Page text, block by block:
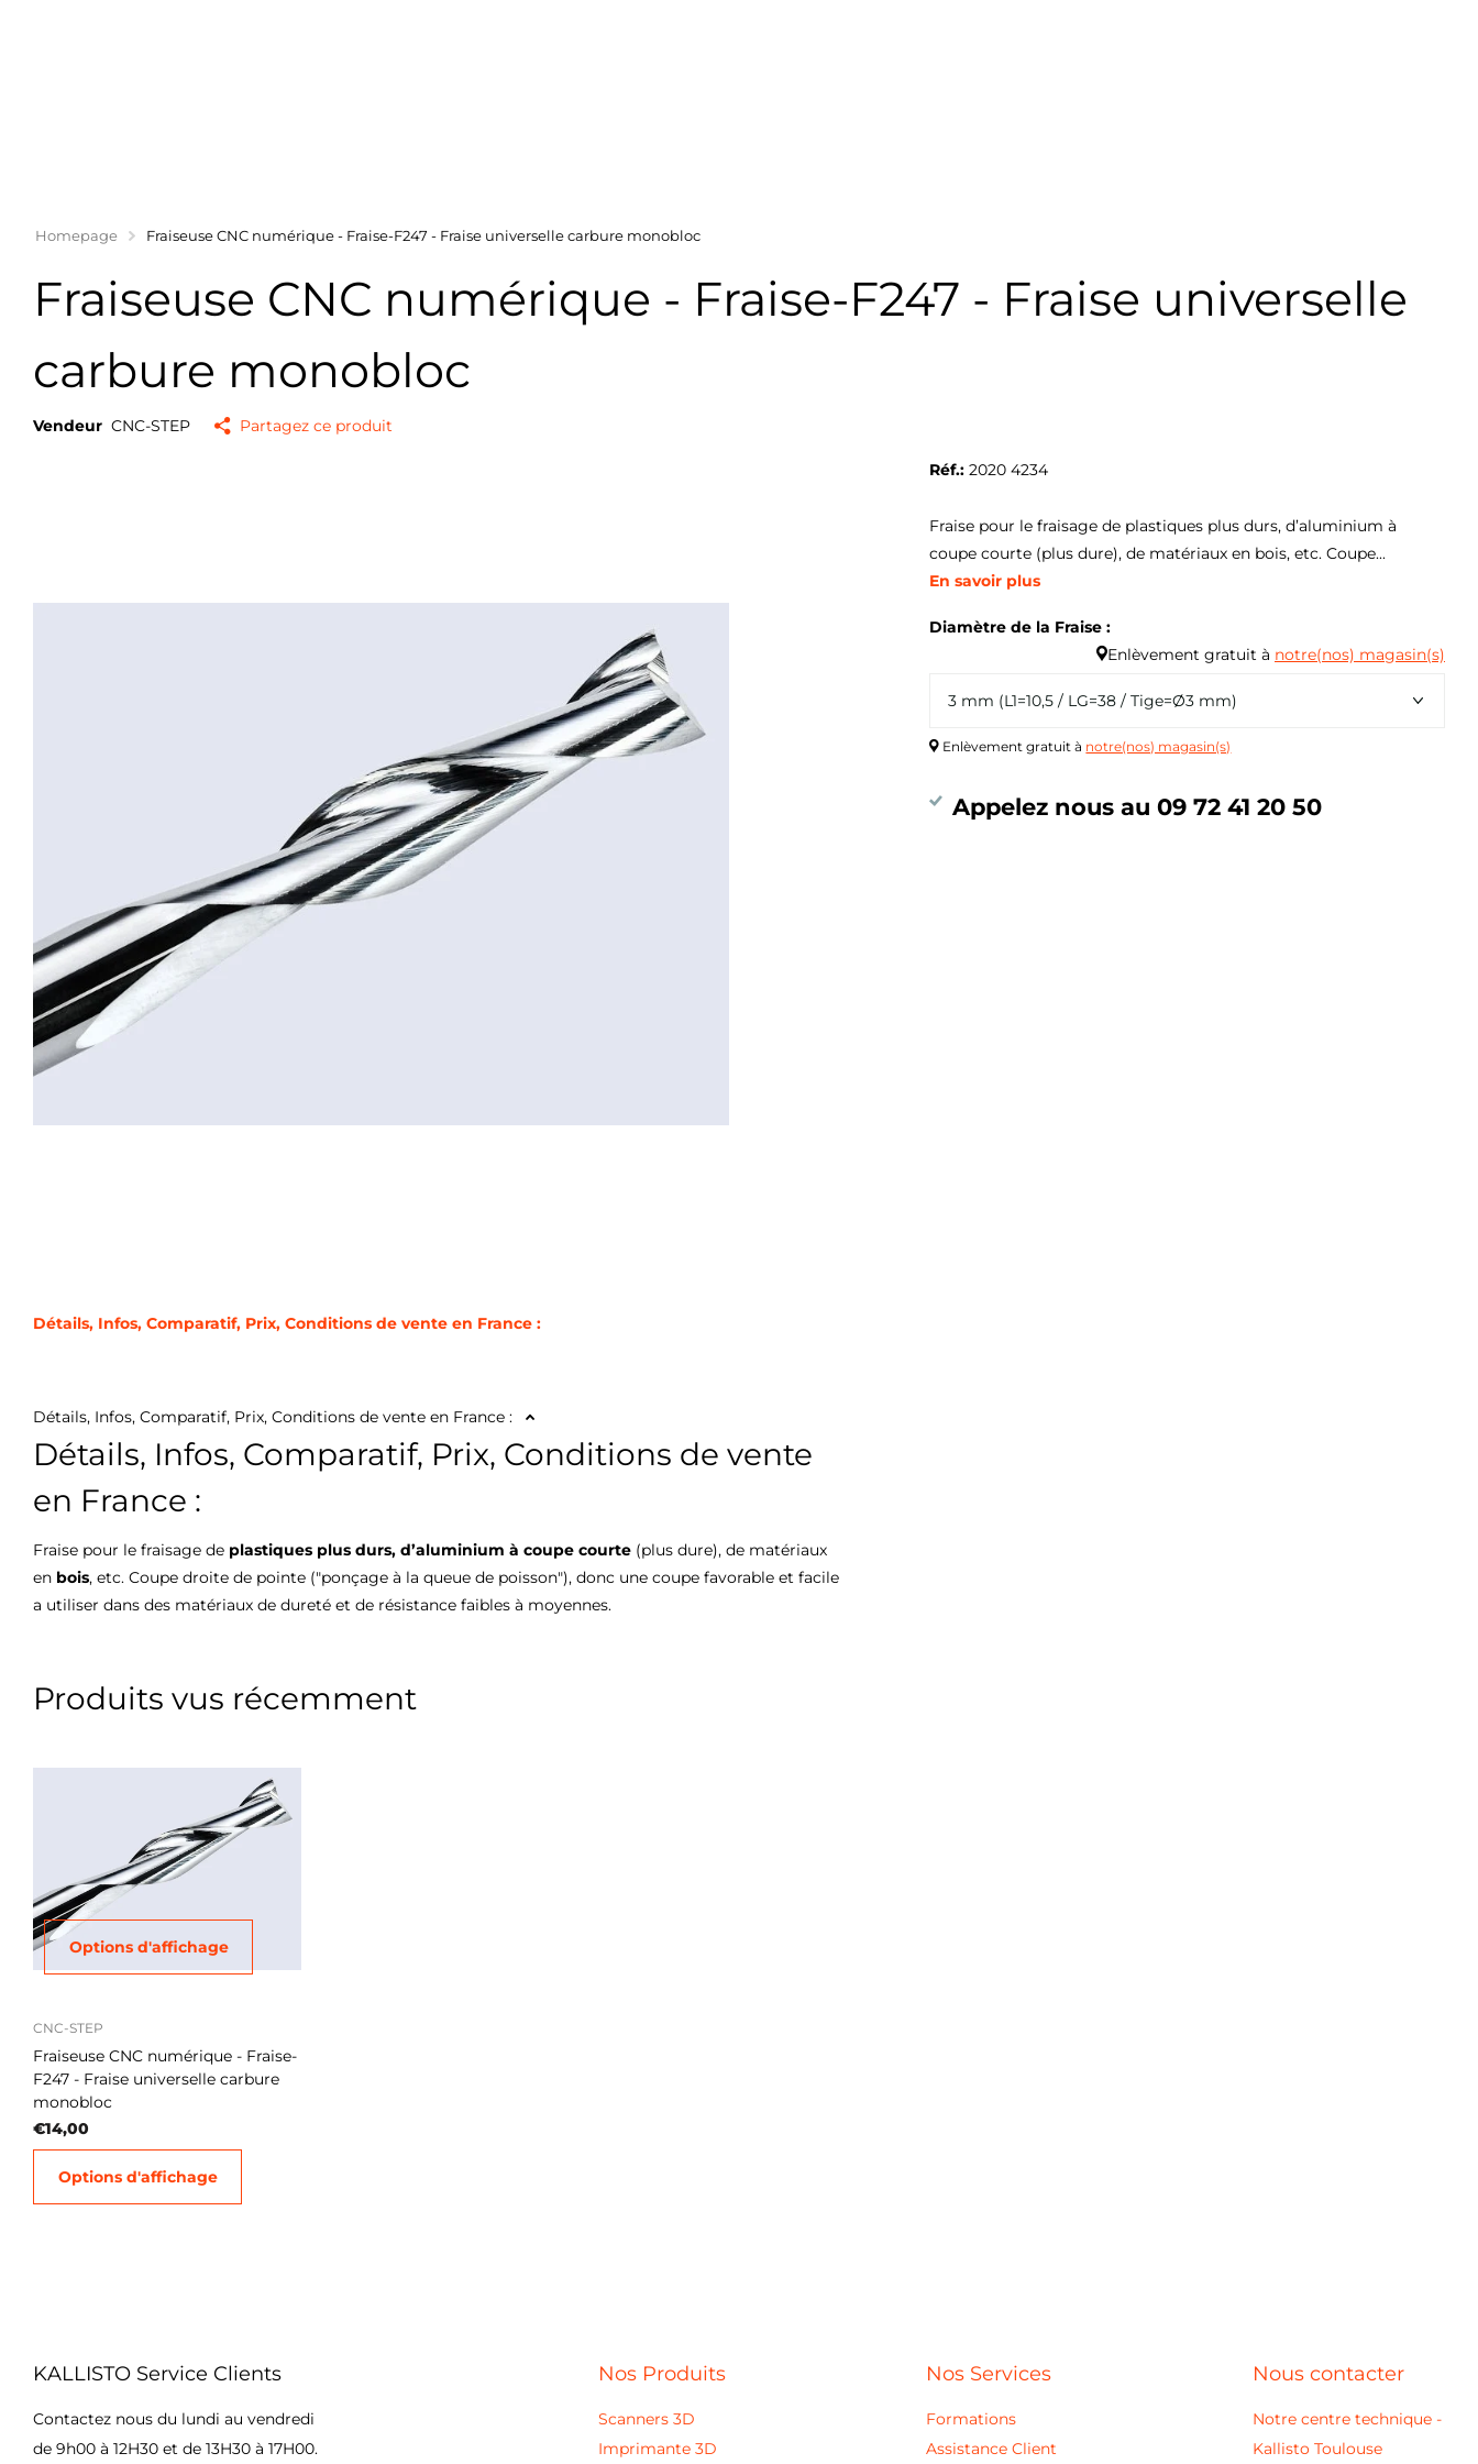
Homepage Fraiseuse CNC numérique - Fraise-F247 - Fraise universelle carbure monobloc
Fraiseuse CNC numérique - Fraise-F247 - Fraise universelle
carbure monobloc
Vendeur CNC-STEP Partagez ce produit
Détails, Infos, Comparatif, Prix, Conditions de vente en France :
Détails, Infos, Comparatif, Prix, Conditions de vente en France :
Détails, Infos, Comparatif, Prix, Conditions de vente
en France :
Fraise pour le fraisage de plastiques plus durs, d’aluminium à coupe courte (plus dure), de matériaux
en bois, etc. Coupe droite de pointe ("ponçage à la queue de poisson"), donc une coupe favorable et facile
a utiliser dans des matériaux de dureté et de résistance faibles à moyennes.
Réf.: 2020 4234
Fraise pour le fraisage de plastiques plus durs, d’aluminium à
coupe courte (plus dure), de matériaux en bois, etc. Coupe...
En savoir plus
Diamètre de la Fraise :
Enlèvement gratuit à notre(nos) magasin(s)
Enlèvement gratuit à notre(nos) magasin(s)
Appelez nous au 09 72 41 20 50
Produits vus récemment
Options d'affichage
CNC-STEP
Fraiseuse CNC numérique - Fraise-
F247 - Fraise universelle carbure
monobloc
€14,00
Options d'affichage
KALLISTO Service Clients
Contactez nous du lundi au vendredi
de 9h00 à 12H30 et de 13H30 à 17H00.
Nos Produits
Scanners 3D
Imprimante 3D
Nos Services
Formations
Assistance Client
Nous contacter
Notre centre technique -
Kallisto Toulouse